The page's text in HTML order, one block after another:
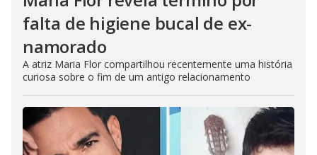
falta de higiene bucal de ex-
namorado
A atriz Maria Flor compartilhou recentemente uma história
curiosa sobre o fim de um antigo relacionamento